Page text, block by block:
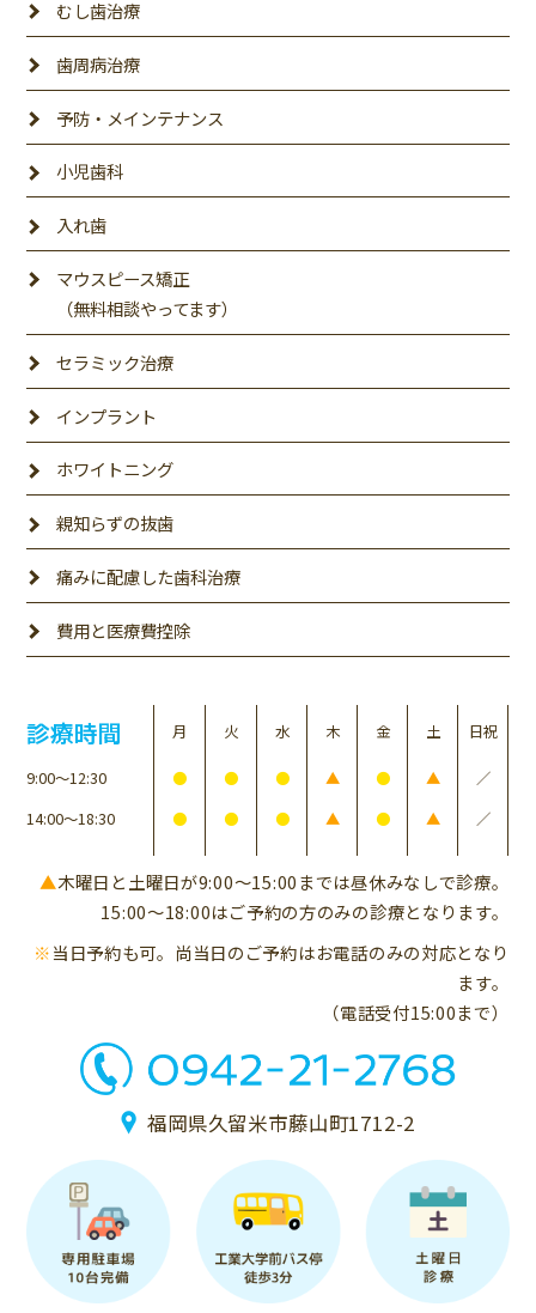
むし歯治療
歯周病治療
予防・メインテナンス
小児歯科
入れ歯
マウスピース矯正
（無料相談やってます）
セラミック治療
インプラント
ホワイトニング
親知らずの抜歯
痛みに配慮した歯科治療
費用と医療費控除
診療時間 月 火 水 木 金 土 日祝
9:00〜12:30 ● ● ● ▲ ● ▲
／
14:00〜18:30
● ● ● ▲ ● ▲ ／
▲木曜日と土曜日が9:00〜15:00までは昼休みなしで診療。
15:00〜18:00はご予約の方のみの診療となります。
※当日予約も可。尚当日のご予約はお電話のみの対応となり
ます。
（電話受付15:00まで）
福岡県久留米市藤山町1712-2